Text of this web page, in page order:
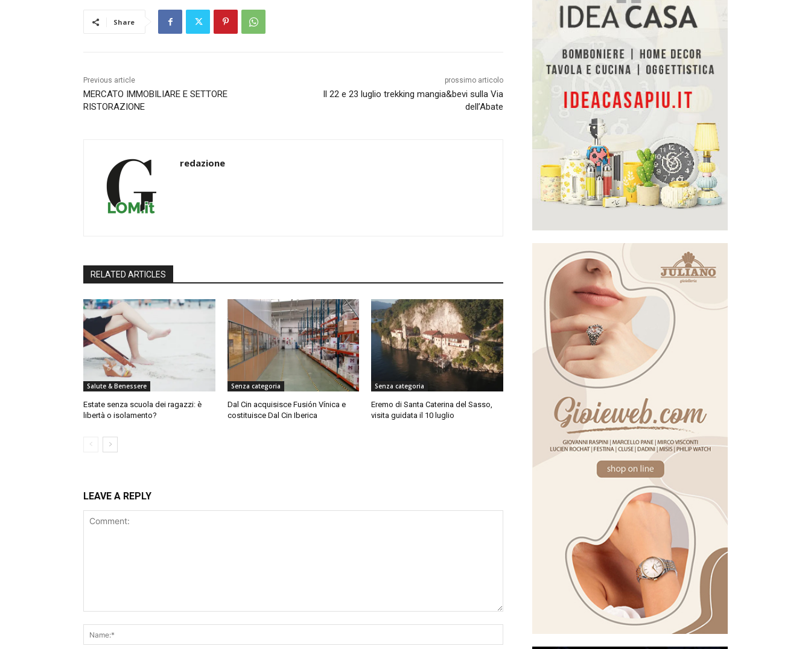
Share
Previous article
MERCATO IMMOBILIARE E SETTORE
RISTORAZIONE
prossimo articolo
Il 22 e 23 luglio trekking mangia&bevi sulla Via
dell’Abate
redazione
RELATED ARTICLES
Salute & Benessere
Estate senza scuola dei ragazzi: è
libertà o isolamento?
Senza categoria
Dal Cin acquisisce Fusión Vínica e
costituisce Dal Cin Iberica
Senza categoria
Eremo di Santa Caterina del Sasso,
visita guidata il 10 luglio
LEAVE A REPLY